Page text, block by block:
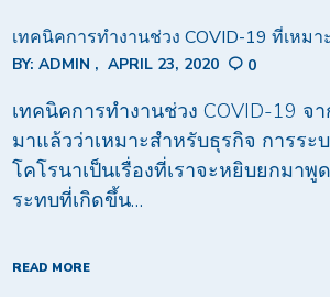
เทคนิคการทำงานช่วง COVID-19 ที่เหม
BY:ADMIN APRIL 23, 2020 0
เทคนิคการทำงานช่วง COVID-19 จ
มาแล้วว่าเหมาะสำหรับธุรกิจ การระ
โคโรนาเป็นเรื่องที่เราจะหยิบยกมา
ระทบที่เกิดขึ้น…
READ MORE